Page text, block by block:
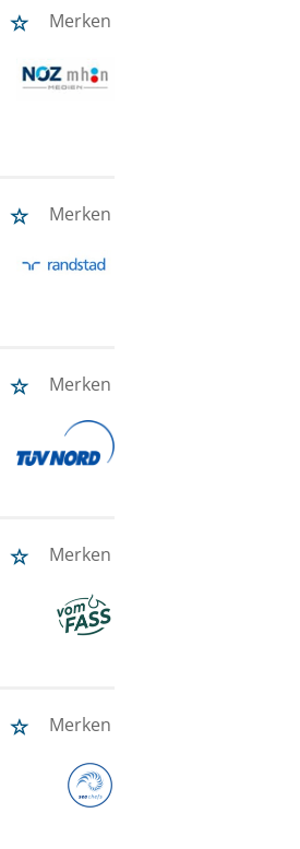
Merken
Merken
Merken
Merken
Merken